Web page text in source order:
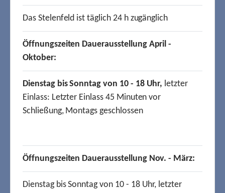
Das Stelenfeld ist täglich 24 h zugänglich
Öffnungszeiten Dauerausstellung April -
Oktober:
Dienstag bis Sonntag von 10 - 18 Uhr, letzter
Einlass: Letzter Einlass 45 Minuten vor
Schließung, Montags geschlossen
Öffnungszeiten Dauerausstellung Nov. - März:
Dienstag bis Sonntag von 10 - 18 Uhr, letzter